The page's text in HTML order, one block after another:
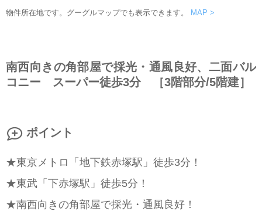
物件所在地です。グーグルマップでも表示できます。 MAP >
南西向きの角部屋で採光・通風良好、二面バル
コニー スーパー徒歩3分 ［3階部分/5階建］
ポイント
★東京メトロ「地下鉄赤塚駅」徒歩3分！
★東武「下赤塚駅」徒歩5分！
★南西向きの角部屋で採光・通風良好！